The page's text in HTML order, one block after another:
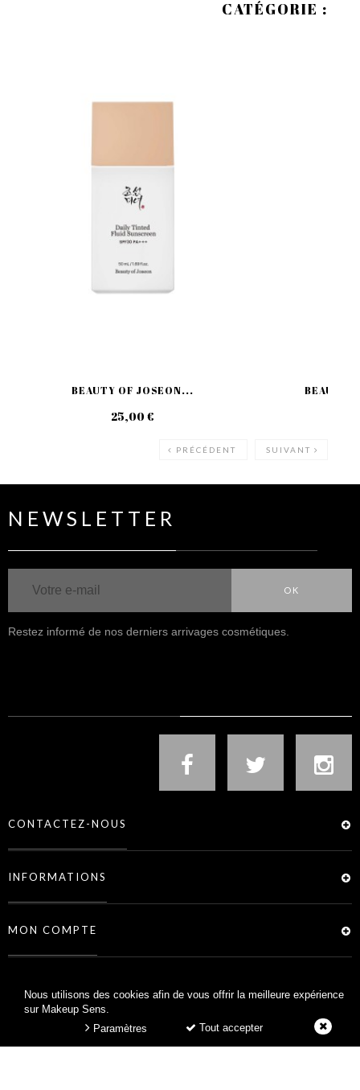
Nous utilisons des cookies afin de vous offrir la meilleure expérience
sur Makeup Sens.
Tout accepter
Paramètres
CATÉGORIE :
BEAUTY OF JOSEON...
25,00 €
BEAUTY
PRÉCÉDENT SUIVANT
NEWSLETTER
OK
Restez informé de nos derniers arrivages cosmétiques.
CONTACTEZ-NOUS
INFORMATIONS
MON COMPTE